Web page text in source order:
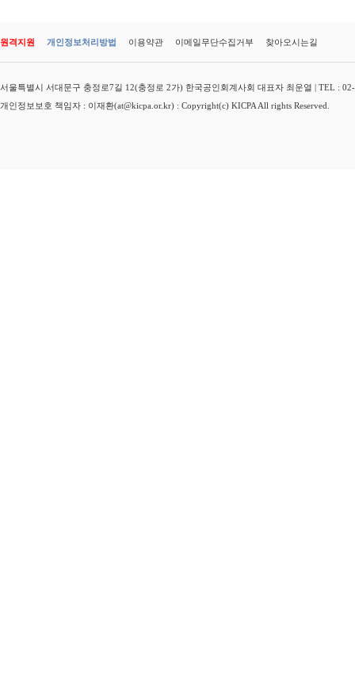
원격지원 개인정보처리방법 이용약관 이메일무단수집거부 찾아오시는길
서울특별시 서대문구 충정로7길 12(충정로 2가) 한국공인회계사회 대표자 최운열 | TEL :
개인정보보호 책임자 : 이재환(at@kicpa.or.kr) : Copyright(c) KICPA All rights Reserved.